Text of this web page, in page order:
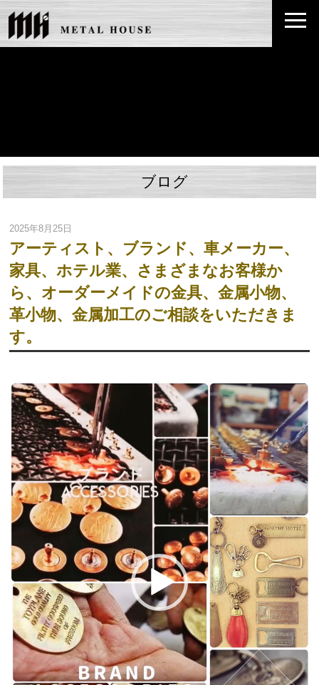
ブログ
2025年8月25日
アーティスト、ブランド、車メーカー、
家具、ホテル業、さまざまなお客様か
ら、オーダーメイドの金具、金属小物、
革小物、金属加工のご相談をいただきま
す。
動
画
プ
レ
ー
ヤ
ー